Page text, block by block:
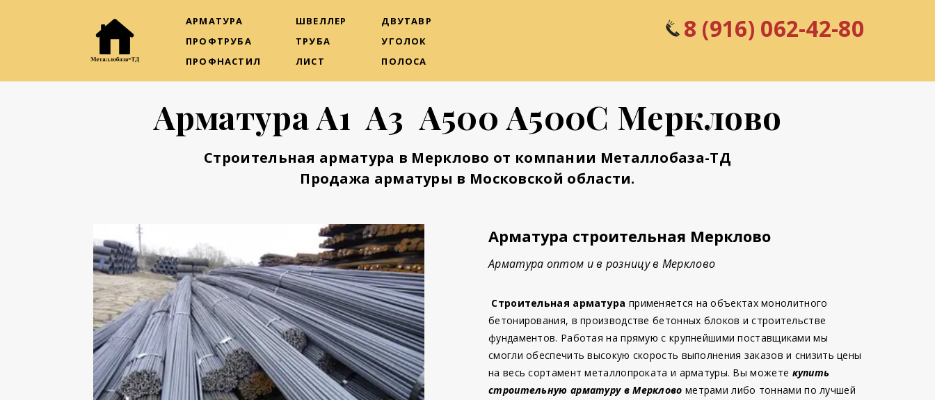
АРМАТУРА
ПРОФТРУБА
ПРОФНАСТИЛ
ШВЕЛЛЕР
ТРУБА
ЛИСТ
ДВУТАВР
УГОЛОК
ПОЛОСА
8 (916) 062-42-80
Арматура А1 А3 А500 А500С Мерклово
Строительная арматура в Мерклово от компании Металлобаза-ТД
Продажа арматуры в Московской области.
Арматура строительная Мерклово
Арматура оптом и в розницу в Мерклово
Строительная арматура применяется на объектах монолитного
бетонирования, в производстве бетонных блоков и строительстве
фундаментов. Работая на прямую с крупнейшими поставщиками мы
смогли обеспечить высокую скорость выполнения заказов и снизить цены
на весь сортамент металлопроката и арматуры. Вы можете купить
строительную арматуру в Мерклово метрами либо тоннами по лучшей